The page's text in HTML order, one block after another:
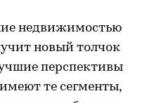
недвижимостью
новый толчок
перспективы
те сегменты,